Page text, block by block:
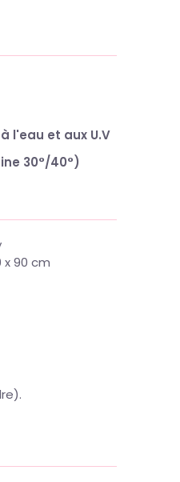
l'eau et aux U.V
30°/40°)
x 90 cm